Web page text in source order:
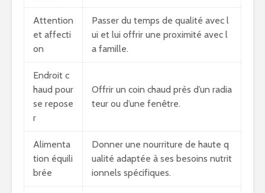
Attention
et affecti
on
Passer du temps de qualité avec l
ui et lui offrir une proximité avec l
a famille.
Endroit c
haud pour
se repose
r
Offrir un coin chaud près d’un radia
teur ou d’une fenêtre.
Alimenta
tion équili
brée
Donner une nourriture de haute q
ualité adaptée à ses besoins nutrit
ionnels spécifiques.